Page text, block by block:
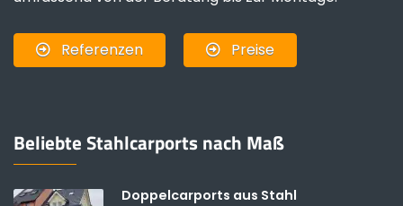
Referenzen Preise
Beliebte Stahlcarports nach Maß
Doppelcarports aus Stahl